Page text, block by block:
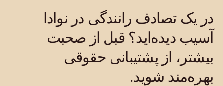
در یک تصادف رانندگی در نوادا
آسیب دیده‌اید؟ قبل از صحبت
بیشتر، از پشتیبانی حقوقی
بهره‌مند شوید.